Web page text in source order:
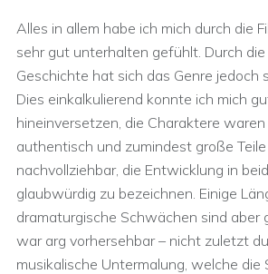
Alles in allem habe ich mich durch die
sehr gut unterhalten gefühlt. Durch
Geschichte hat sich das Genre jedoch
Dies einkalkulierend konnte ich mich
hineinversetzen, die Charaktere
authentisch und zumindest große
nachvollziehbar, die Entwicklung in
glaubwürdig zu bezeichnen. Einige
dramaturgische Schwächen sind aber
war arg vorhersehbar – nicht zuletzt
musikalische Untermalung, welche die